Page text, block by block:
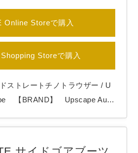
Online Storeで購入
Storeで購入
ストレートチノトラウザー / U
ストレートチノトラウザー」